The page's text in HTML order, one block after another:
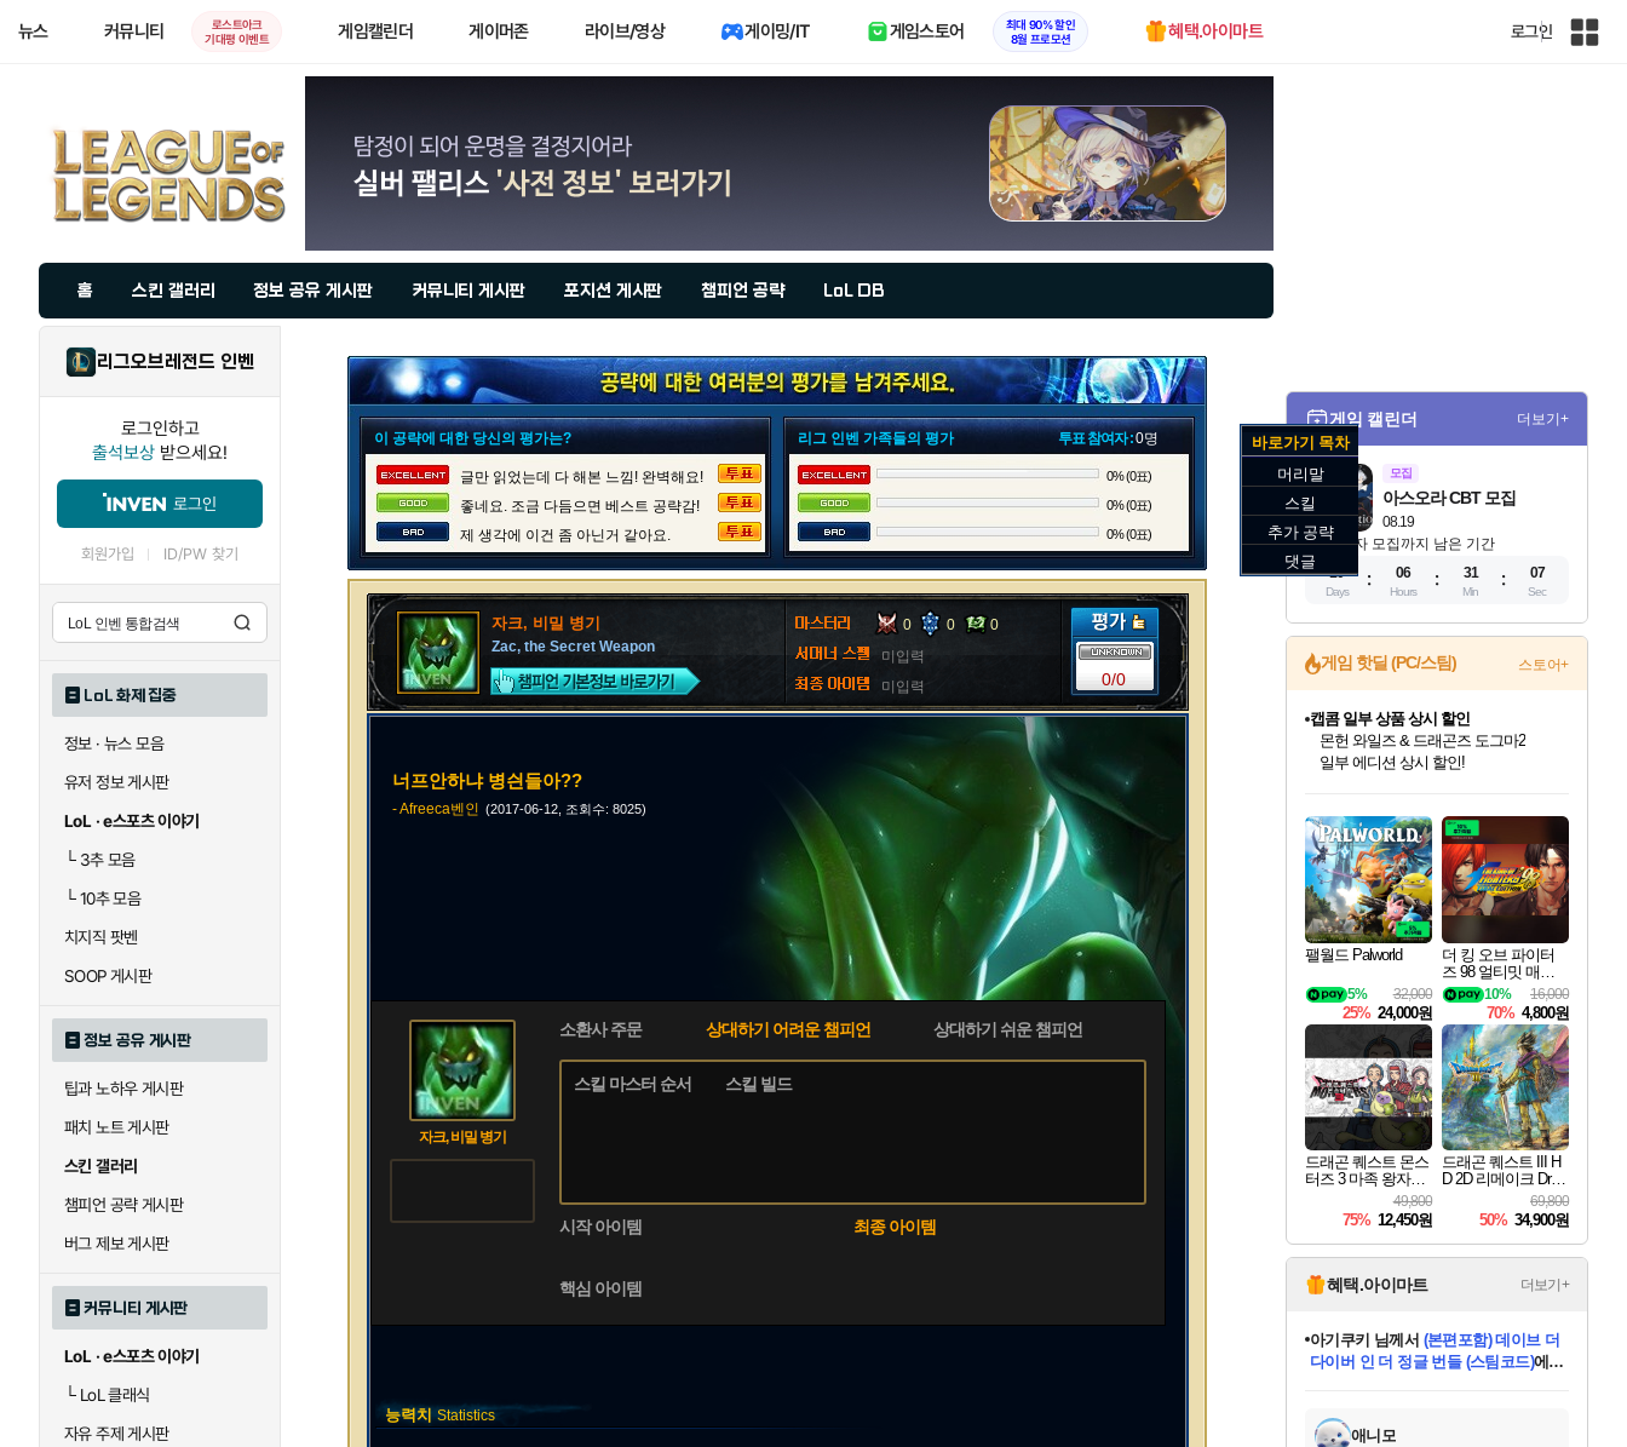
뉴스 커뮤니티
로스트아크
기대평 이벤트
게임캘린더 게이머존 라이브/영상 게이밍/IT 게임스토어
최대 90% 할인
8월 프로모션
혜택.아이마트 로그인
인
홈 스킨 갤러리 정보 공유 게시판 커뮤니티 게시판 포지션 게시판 챔피언 공략 LoL DB
리그오브레전드 인벤
로그인하고
출석보상 받으세요!
로그인
회원가입 ID/PW 찾기
LoL 화제 집중
정보 · 뉴스 모음
유저 정보 게시판
LoL · e스포츠 이야기
└3추 모음
└10추 모음
치지직 팟벤
SOOP 게시판
정보 공유 게시판
팁과 노하우 게시판
패치 노트 게시판
스킨 갤러리
챔피언 공략 게시판
버그 제보 게시판
커뮤니티 게시판
LoL · e스포츠 이야기
└LoL 클래식
자유 주제 게시판
이 공략에 대한 당신의 평가는?
글만 읽었는데 다 해본 느낌! 완벽해요!
좋네요. 조금 다듬으면 베스트 공략감!
제 생각에 이건 좀 아닌거 같아요.
리그 인벤 가족들의 평가 투표 참여자 :0명
0% (0표)
0% (0표)
0% (0표)
자크, 비밀 병기
Zac, the Secret Weapon
0 0
0
미입력
미입력
0/0
너프안하냐 병싄들아??
- Afreeca벤인 (2017-06-12, 조회수: 8025)
자크, 비밀 병기
소환사 주문 상대하기 어려운 챔피언 상대하기 쉬운 챔피언
스킬 마스터 순서 스킬 빌드
시작 아이템
핵심 아이템
최종 아이템
능력치 Statistics
게임 캘린더 더보기+
모집
08.19
아스오라 CBT 모집
참가자 모집까지 남은 기간
10
Days
06
Hours
31
Min
06
Sec
게임 핫딜 (PC/스팀) 스토어+
최대 90% 할인가를 만나보세요!
네이버혜택과 함께 만나보세요!
50%할인&추가 적립까지!
네이버 포인트 혜택까지!
이니&베니 혜택까지!
네이버 혜택가와 함께 예약하세요!
할인&네이버혜택으로 만나보세요!
네이버페이 혜택과 만나보세요!
40주년 프로모션으로 만나보세요!
할인가에 만나보세요!
캡콤 일부 상품 상시 할인
몬헌 와일즈 & 드래곤즈 도그마2
일부 에디션 상시 할인!
혜택으로 예약 판매 중
편안하게 충전하세요
팰월드 Palworld
32,000
5%
25% 24,000원
더 킹 오브 파이터
즈 98 얼티밋 매치
파이널 에디션 THE
KING OF FIGHTER
S 98 ULTIMATE MA
TCH FINAL EDITIO
N
16,000
10%
70% 4,800원
드래곤 퀘스트 몬스
터즈 3 마족 왕자와
엘프의 여행 Dragon
Quest Monsters The
Dark Prince
49,800
75% 12,450원
드래곤 퀘스트 III H
D 2D 리메이크 Drag
on Quest III HD 2D R
emake
69,800
50% 34,900원
혜택.아이마트 더보기+
교환.
당첨되셨습니다.
당첨되셨습니다.
당첨되셨습니다.
당첨되셨습니다.
아기쿠키 님께서 (본편포함) 데이브 더
다이버 인 더 정글 번들 (스팀코드)에
당첨되셨습니다.
당첨되셨습니다.
에디션 (스팀코드)
당첨되셨습니다.
애니모
바로가기 목차
머리말
스킬
추가 공략
댓글